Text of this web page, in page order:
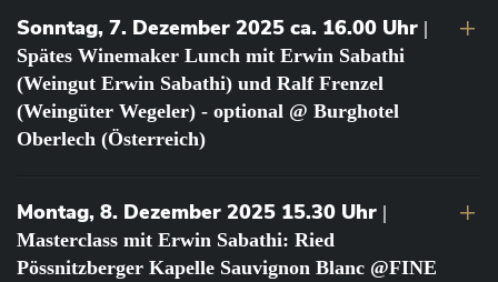
Sonntag, 7. Dezember 2025 ca. 16.00 Uhr |
Spätes Winemaker Lunch mit Erwin Sabathi
(Weingut Erwin Sabathi) und Ralf Frenzel
(Weingüter Wegeler) - optional @ Burghotel
Oberlech (Österreich)
Montag, 8. Dezember 2025 15.30 Uhr |
Masterclass mit Erwin Sabathi: Ried
Pössnitzberger Kapelle Sauvignon Blanc @FINE